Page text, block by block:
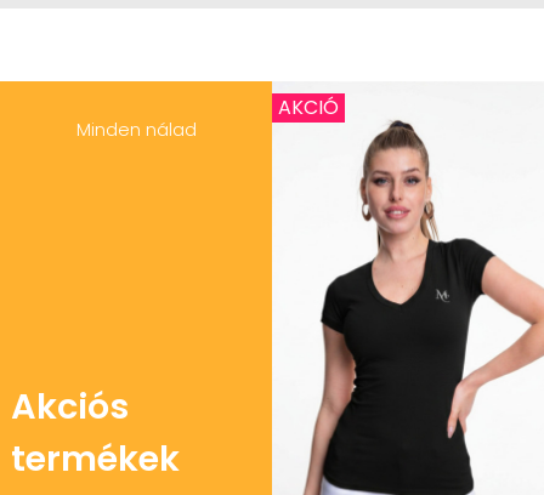
Minden nálad
Akciós
termékek
AKCIÓ